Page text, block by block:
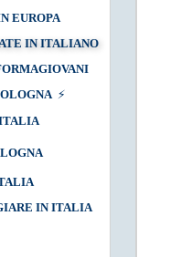
EUROPA
IN ITALIANO
⚡
IN ITALIA